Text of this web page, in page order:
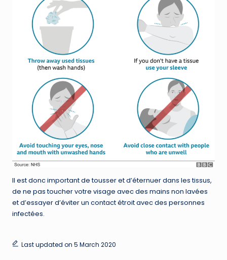
Il est donc important de tousser et d’éternuer dans les tissus,
de ne pas toucher votre visage avec des mains non lavées
et d’essayer d’éviter un contact étroit avec des personnes
infectées.
Last updated on 5 March 2020